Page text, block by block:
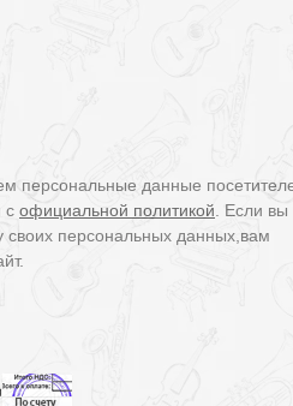
персональные данные
с официальной политикой. Если вы
своих персональных данных,вам